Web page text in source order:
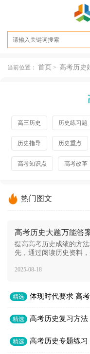
当前位置： 首页 > 高考历史
高三历史 历史练习题
历史指导 历史重点
高考知识点 高考改革
热门图文
高考历史大题万能答
史成绩
提高高考历史成绩的方
先，通过阅读历史资料，
其次，复习巩固已学知识
方式。提高历史成绩需
2025-08-18
精选 体现时代要求 高
精选 高考历史复习方法
精选 高考历史专题练习